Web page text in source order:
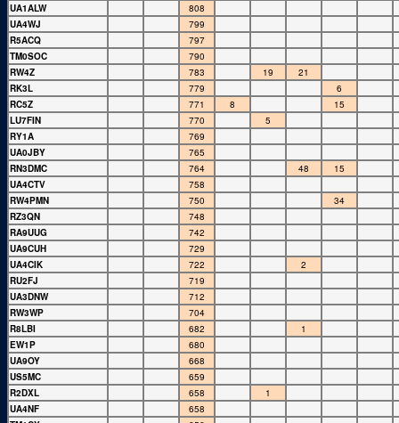
UA1ALW
808
UA4WJ
799
R5ACQ
797
TM0SOC
790
RW4Z
783 19
21
RK3L
779
6
RC5Z
771 8
15
LU7FIN
770
5
RY1A
769
UA0JBY
765
RN3DMC
764 48
15
UA4CTV
758
RW4PMN
750
34
RZ3QN
748
RA9UUG
742
UA9CUH
729
UA4CIK
722
2
RU2FJ
719
UA3DNW
712
RW3WP
704
R8LBI
682
1
EW1P
680
UA9OY
668
US5MC
659
R2DXL
658
1
UA4NF
658